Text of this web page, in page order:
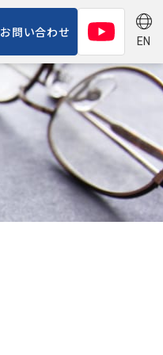
お問い合わせ
EN